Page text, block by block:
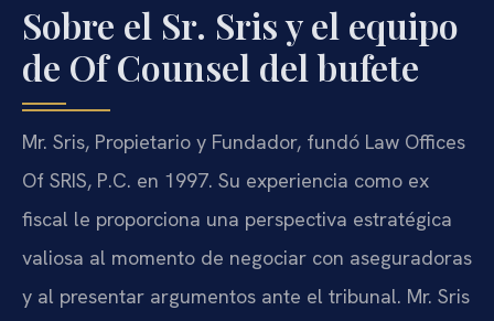
Sobre el Sr. Sris y el equipo
de Of Counsel del bufete
Mr. Sris, Propietario y Fundador, fundó Law Offices
Of SRIS, P.C. en 1997. Su experiencia como ex
fiscal le proporciona una perspectiva estratégica
valiosa al momento de negociar con aseguradoras
y al presentar argumentos ante el tribunal. Mr. Sris